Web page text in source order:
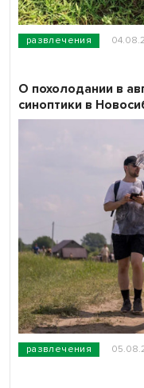
развлечения
развлечения
О похолодании в
синоптики в